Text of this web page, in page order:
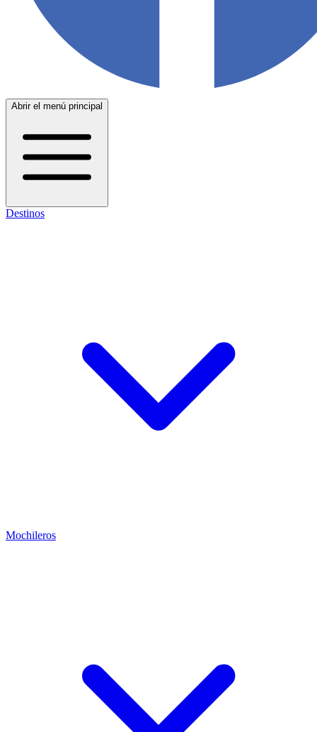
Abrir el menú principal
Destinos
Mochileros